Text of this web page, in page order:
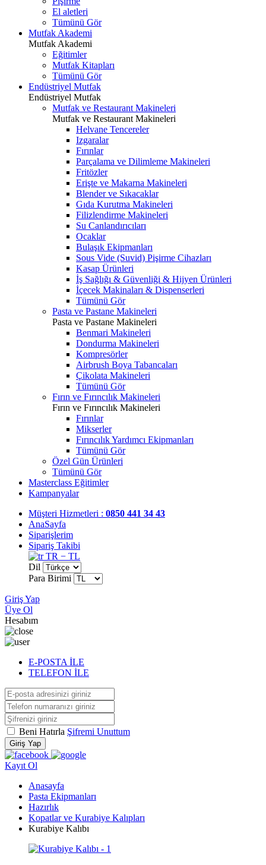
El aletleri
Tümünü Gör
Mutfak Akademi
Mutfak Akademi
Eğitimler
Mutfak Kitapları
Tümünü Gör
Endüstriyel Mutfak
Endüstriyel Mutfak
Mutfak ve Restaurant Makineleri
Mutfak ve Restaurant Makineleri
Helvane Tencereler
Izgaralar
Fırınlar
Parçalama ve Dilimleme Makineleri
Fritözler
Erişte ve Makarna Makineleri
Blender ve Sıkacaklar
Gıda Kurutma Makineleri
Filizlendirme Makineleri
Su Canlandırıcıları
Ocaklar
Bulaşık Ekipmanları
Sous Vide (Suvid) Pişirme Cihazları
Kasap Ürünleri
İş Sağlığı & Güvenliği & Hijyen Ürünleri
İçecek Makinaları & Dispenserleri
Tümünü Gör
Pasta ve Pastane Makineleri
Pasta ve Pastane Makineleri
Benmari Makineleri
Dondurma Makineleri
Kompresörler
Airbrush Boya Tabancaları
Çikolata Makineleri
Tümünü Gör
Fırın ve Fırıncılık Makineleri
Fırın ve Fırıncılık Makineleri
Fırınlar
Mikserler
Fırıncılık Yardımcı Ekipmanları
Tümünü Gör
Özel Gün Ürünleri
Tümünü Gör
Masterclass Eğitimler
Kampanyalar
Müşteri Hizmetleri : 0850 441 34 43
AnaSayfa
Siparişlerim
Sipariş Takibi
TR − TL
Dil
Para Birimi
Giriş Yap
Üye Ol
Hesabım
E-POSTA İLE
TELEFON İLE
Beni Hatırla Şifremi Unuttum
Giriş Yap
Kayıt Ol
Anasayfa
Pasta Ekipmanları
Hazırlık
Kopatlar ve Kurabiye Kalıpları
Kurabiye Kalıbı